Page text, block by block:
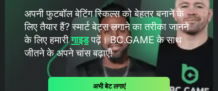
अपनी फुटबॉल बेटिंग स्किल्स को बेहतर बनाने के
लिए तैयार हैं? स्मार्ट बेट्स लगाने का तरीका जानने
के लिए हमारीगाइडपढ़ें। BC.GAME के ​​साथ
जीतने के अपने चांस बढ़ाएँ!
अभी बेट लगाएं